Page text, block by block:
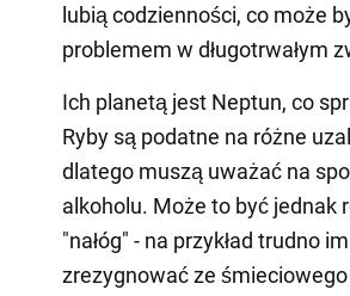
lubią codzienności, co może
problemem w długotrwałym
Ich planetą jest Neptun, co
Ryby są podatne na różne
dlatego muszą uważać na
alkoholu. Może to być jednak
"nałóg" - na przykład trudno im
zrezygnować ze